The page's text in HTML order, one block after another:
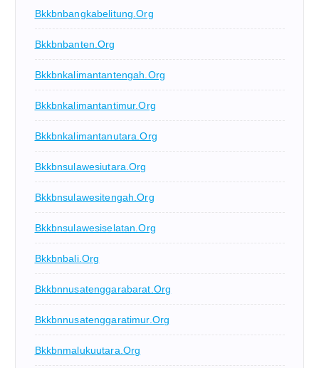
Bkkbnbangkabelitung.org
Bkkbnbanten.org
Bkkbnkalimantantengah.org
Bkkbnkalimantantimur.org
Bkkbnkalimantanutara.org
Bkkbnsulawesiutara.org
Bkkbnsulawesitengah.org
Bkkbnsulawesiselatan.org
Bkkbnbali.org
Bkkbnnusatenggarabarat.org
Bkkbnnusatenggaratimur.org
Bkkbnmalukuutara.org